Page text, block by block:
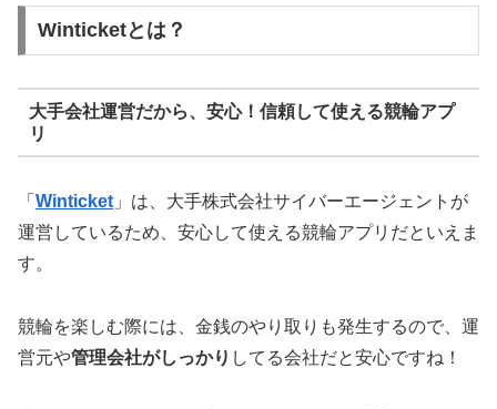
Winticketとは？
大手会社運営だから、安心！信頼して使える競輪アプ
リ
「 Winticket 」は、大手株式会社サイバーエージェントが
運営しているため、安心して使える競輪アプリだといえま
す。
競輪を楽しむ際には、金銭のやり取りも発生するので、運
営元や管理会社がしっかり してる会社だと安心ですね！